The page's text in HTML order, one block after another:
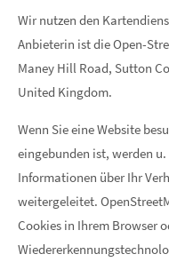
Wir nutzen den
Anbieterin ist die Open-
Maney Hill Road, Sutton
United Kingdom.
Wenn Sie eine Website
eingebunden ist, werden
Informationen über Ihr
weitergeleitet.
Cookies in Ihrem Browser